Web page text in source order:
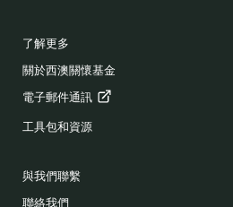
了解更多
關於西澳關懷基金
電子郵件通訊
工具包和資源
與我們聯繫
聯絡我們